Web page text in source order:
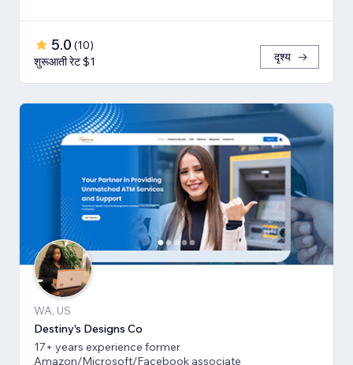
5.0 (10)
शुरूआती रेट $1
दृश्य
WA, US
Destiny's Designs Co
17+ years experience former
Amazon/Microsoft/Facebook associate